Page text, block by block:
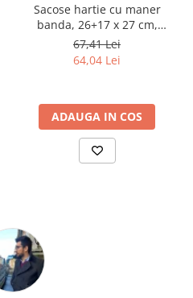
Sacose hartie cu maner
banda, 26+17 x 27 cm,
hartie alba 70g, set 100
bucati
67,41 Lei
64,04 Lei
ADAUGA IN COS